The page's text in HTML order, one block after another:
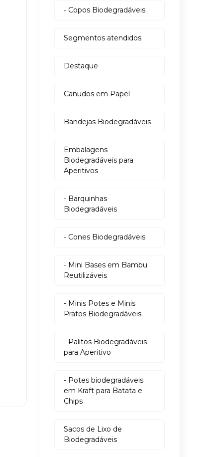
- Copos Biodegradáveis
Segmentos atendidos
Destaque
Canudos em Papel
Bandejas Biodegradáveis
Embalagens
Biodegradáveis para
Aperitivos
- Barquinhas
Biodegradáveis
- Cones Biodegradáveis
- Mini Bases em Bambu
Reutilizáveis
- Minis Potes e Minis
Pratos Biodegradáveis
- Palitos Biodegradáveis
para Aperitivo
- Potes biodegradáveis
em Kraft para Batata e
Chips
Sacos de Lixo de
Biodegradáveis